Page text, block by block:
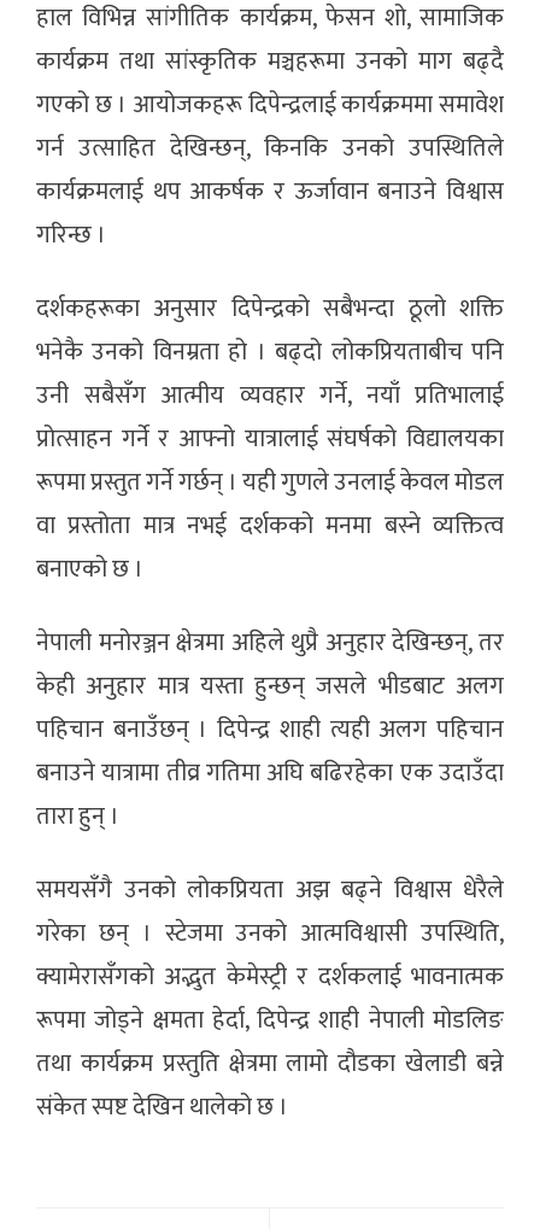
हाल विभिन्न सांगीतिक कार्यक्रम, फेसन शो, सामाजिक
कार्यक्रम तथा सांस्कृतिक मञ्चहरूमा उनको माग बढ्दै
गएको छ । आयोजकहरू दिपेन्द्रलाई कार्यक्रममा समावेश
गर्न उत्साहित देखिन्छन्, किनकि उनको उपस्थितिले
कार्यक्रमलाई थप आकर्षक र ऊर्जावान बनाउने विश्वास
गरिन्छ ।
दर्शकहरूका अनुसार दिपेन्द्रको सबैभन्दा ठूलो शक्ति
भनेकै उनको विनम्रता हो । बढ्दो लोकप्रियताबीच पनि
उनी सबैसँग आत्मीय व्यवहार गर्ने, नयाँ प्रतिभालाई
प्रोत्साहन गर्ने र आफ्नो यात्रालाई संघर्षको विद्यालयका
रूपमा प्रस्तुत गर्ने गर्छन् । यही गुणले उनलाई केवल मोडल
वा प्रस्तोता मात्र नभई दर्शकको मनमा बस्ने व्यक्तित्व
बनाएको छ ।
नेपाली मनोरञ्जन क्षेत्रमा अहिले थुप्रै अनुहार देखिन्छन्, तर
केही अनुहार मात्र यस्ता हुन्छन् जसले भीडबाट अलग
पहिचान बनाउँछन् । दिपेन्द्र शाही त्यही अलग पहिचान
बनाउने यात्रामा तीव्र गतिमा अघि बढिरहेका एक उदाउँदा
तारा हुन् ।
समयसँगै उनको लोकप्रियता अझ बढ्ने विश्वास धेरैले
गरेका छन् । स्टेजमा उनको आत्मविश्वासी उपस्थिति,
क्यामेरासँगको अद्भुत केमेस्ट्री र दर्शकलाई भावनात्मक
रूपमा जोड्ने क्षमता हेर्दा, दिपेन्द्र शाही नेपाली मोडलिङ
तथा कार्यक्रम प्रस्तुति क्षेत्रमा लामो दौडका खेलाडी बन्ने
संकेत स्पष्ट देखिन थालेको छ ।